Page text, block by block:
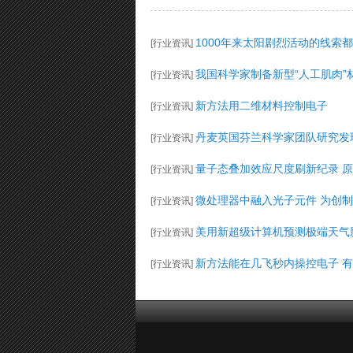
[行业资讯] 1000年来太阳剧烈活动的线索
[行业资讯] 我国科学家制备新型“人工肌肉”
[行业资讯] 新方法用二维材料控制电子
[行业资讯] 丹麦英国芬兰科学家团队研究
[行业资讯] 量子态叠加效应尺度刷新纪录
[行业资讯] 微处理器中融入光子元件 为创
[行业资讯] 美用新超级计算机预测极端天气
[行业资讯] 新方法能在几飞秒内操控电子